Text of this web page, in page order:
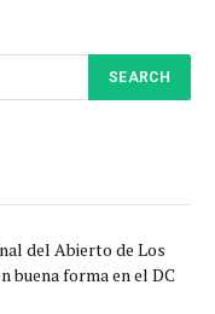
del Abierto de Los
buena forma en el DC